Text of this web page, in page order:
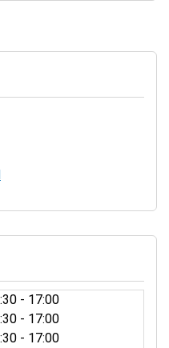
- 17:00
- 17:00
- 17:00